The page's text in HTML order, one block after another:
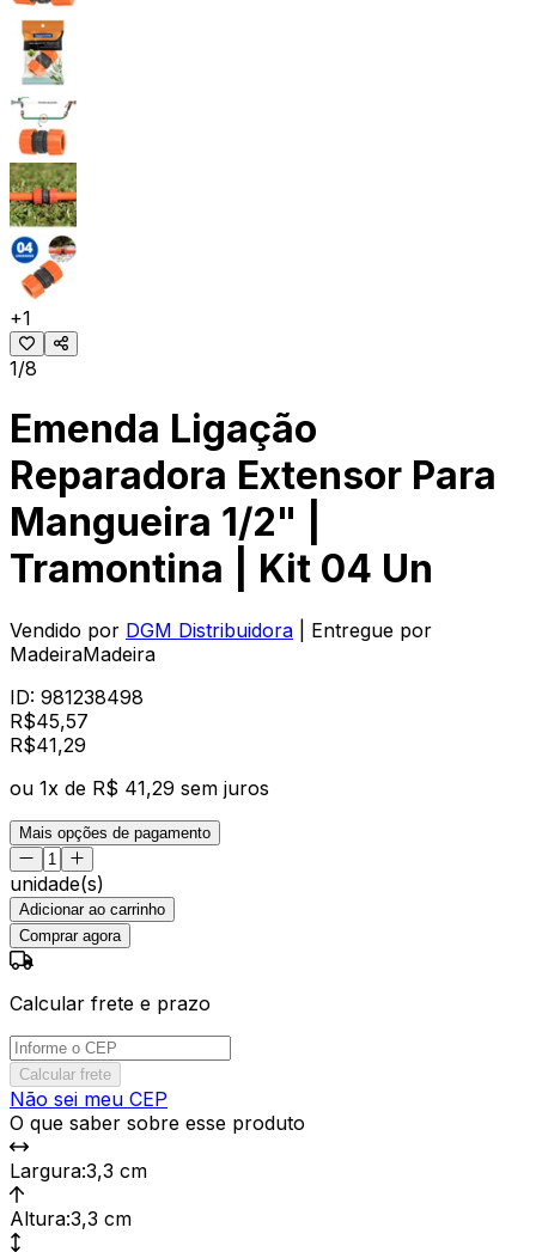
+1
1/8
Emenda Ligação
Reparadora Extensor Para
Mangueira 1/2" |
Tramontina | Kit 04 Un
Vendido por DGM Distribuidora
| Entregue por
MadeiraMadeira
ID: 981238498
R$45,57
R$41,29
ou 1x de R$ 41,29 sem juros
Mais opções de pagamento
unidade(s)
Adicionar ao carrinho
Comprar agora
Calcular frete e prazo
Calcular frete
Não sei meu CEP
O que saber sobre esse produto
Largura:3,3 cm
Altura:3,3 cm